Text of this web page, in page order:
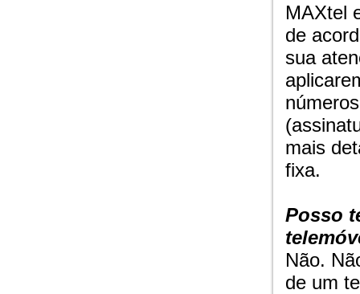
MAXtel
de
sua
mais
fixa.
Posso
Não.
de um